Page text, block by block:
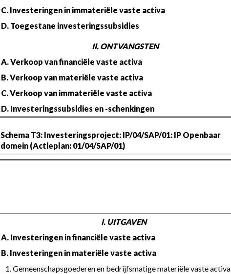
C. Investeringen in immateriële vaste activa
D. Toegestane investeringssubsidies
II. ONTVANGSTEN
A. Verkoop van financiële vaste activa
B. Verkoop van materiële vaste activa
C. Verkoop van immateriële vaste activa
D. Investeringssubsidies en -schenkingen
Schema T3: Investeringsproject: IP/04/SAP/01: IP Openbaar
domein (Actieplan: 01/04/SAP/01)
I. UITGAVEN
A. Investeringen in financiële vaste activa
B. Investeringen in materiële vaste activa
   1. Gemeenschapsgoederen en bedrijfsmatige materiële vaste activa